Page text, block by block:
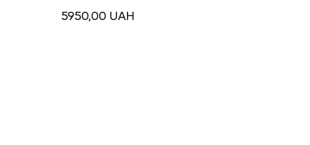
5950,00 UAH